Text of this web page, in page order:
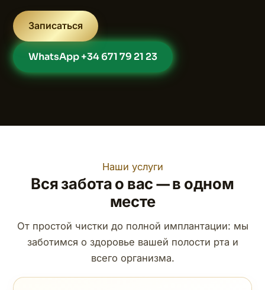
Записаться
WhatsApp +34 671 79 21 23
Наши услуги
Вся забота о вас — в одном
месте
От простой чистки до полной имплантации: мы
заботимся о здоровье вашей полости рта и
всего организма.